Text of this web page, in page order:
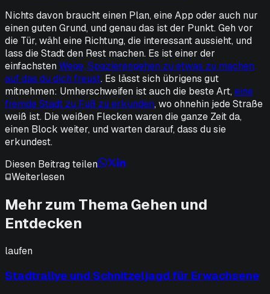
Nichts davon braucht einen Plan, eine App oder auch nur
einen guten Grund, und genau das ist der Punkt. Geh vor
die Tür, wähl eine Richtung, die interessant aussieht, und
lass die Stadt den Rest machen. Es ist einer der
einfachsten Wege, Spazierengehen zu etwas zu machen,
auf das du dich freust. Es lässt sich übrigens gut
mitnehmen: Umherschweifen ist auch die beste Art, eine
fremde Stadt zu Fuß zu erkunden, wo ohnehin jede Straße
weiß ist. Die weißen Flecken waren die ganze Zeit da,
einen Block weiter, und warten darauf, dass du sie
erkundest.
Diesen Beitrag teilen
Weiterlesen
Mehr zum Thema Gehen und
Entdecken
laufen
Stadtrallye und Schnitzeljagd für Erwachsene